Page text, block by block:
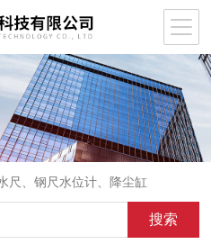
尺、钢尺水位计、降尘缸